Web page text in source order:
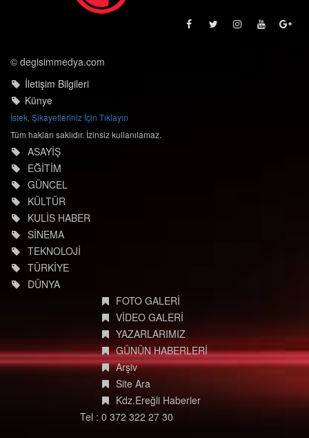
© degisimmedya.com
İletişim Bilgileri
Künye
İstek, Şikayetleriniz İçin Tıklayın
Tüm hakları saklıdır. İzinsiz kullanılamaz.
ASAYİŞ
EĞİTİM
GÜNCEL
KÜLTÜR
KULİS HABER
SİNEMA
TEKNOLOJİ
TÜRKİYE
DÜNYA
FOTO GALERİ
VİDEO GALERİ
YAZARLARIMIZ
GÜNÜN HABERLERİ
Arşiv
Site Ara
Kdz.Ereğli Haberler
Tel : 0 372 322 27 30